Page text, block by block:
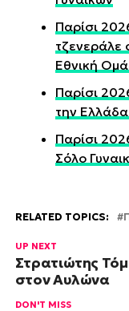
Παρίσι
τζενεράλε
Εθνική
Παρίσι
την
Παρίσι
Σόλο
RELATED TOPICS:
UP NEXT
Στρατιώτης
στον Αυλώνα
DON'T MISS